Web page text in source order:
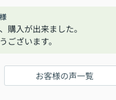
購入が出来ました。
ございます。
お客様の声一覧